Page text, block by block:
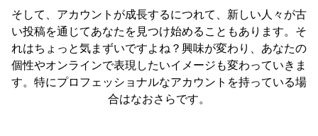
そして、アカウントが成長するにつれて、新しい人々が古
い投稿を通じてあなたを見つけ始めることもあります。そ
れはちょっと気まずいですよね？興味が変わり、あなたの
個性やオンラインで表現したいイメージも変わっていきま
す。特にプロフェッショナルなアカウントを持っている場
合はなおさらです。